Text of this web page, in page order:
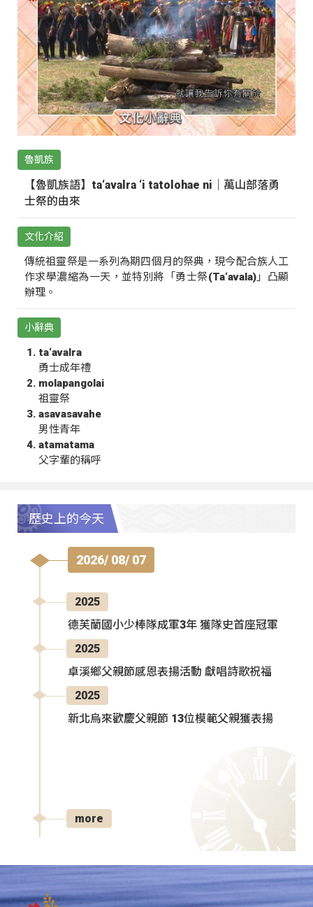
魯凱族
【魯凱族語】ta‘avalra ‘i tatolohae ni｜萬山部落勇
士祭的由來
文化介紹
傳統祖靈祭是一系列為期四個月的祭典，現今配合族人工
作求學濃縮為一天，並特別將「勇士祭(Ta‘avala)」凸顯
辦理。
小辭典
ta‘avalra
勇士成年禮
molapangolai
祖靈祭
asavasavahe
男性青年
atamatama
父字輩的稱呼
歷史上的今天
2026/ 08/ 07
2025
德芙蘭國小少棒隊成軍3年 獲隊史首座冠軍
2025
卓溪鄉父親節感恩表揚活動 獻唱詩歌祝福
2025
新北烏來歡慶父親節 13位模範父親獲表揚
more